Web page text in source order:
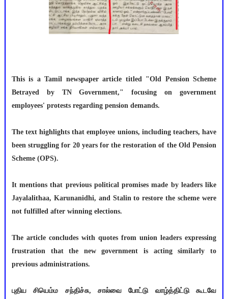
This is a Tamil newspaper article titled "Old Pension Scheme
Betrayed by TN Government," focusing on government
employees' protests regarding pension demands.
The text highlights that employee unions, including teachers, have
been struggling for 20 years for the restoration of the Old Pension
Scheme (OPS).
It mentions that previous political promises made by leaders like
Jayalalithaa, Karunanidhi, and Stalin to restore the scheme were
not fulfilled after winning elections.
The article concludes with quotes from union leaders expressing
frustration that the new government is acting similarly to
previous administrations.
புதிய சியெம்ம சந்திச்சு, சால்வை போட்டு வாழ்த்திட்டு கூடவே